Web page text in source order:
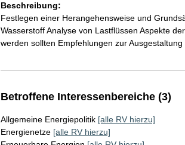
Beschreibung:
Festlegen einer Herangehensweise und
Wasserstoff Analyse von Lastflüssen Aspekte
werden sollten Empfehlungen zur
Betroffene Interessenbereiche (3)
Allgemeine Energiepolitik [alle RV hierzu]
Energienetze [alle RV hierzu]